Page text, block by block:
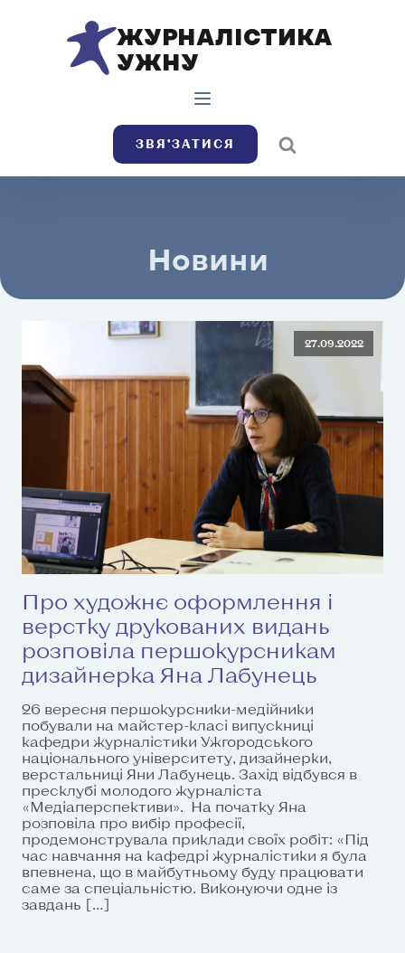
ЖУРНАЛІСТИКА
УЖНУ
ЗВЯ’ЗАТИСЯ
Новини
27.09.2022
Про художнє оформлення і
верстку друкованих видань
розповіла першокурсникам
дизайнерка Яна Лабунець
26 вересня першокурсники-медійники
побували на майстер-класі випускниці
кафедри журналістики Ужгородського
національного університету, дизайнерки,
верстальниці Яни Лабунець. Захід відбувся в
пресклубі молодого журналіста
«Медіаперспективи». На початку Яна
розповіла про вибір професії,
продемонструвала приклади своїх робіт: «Під
час навчання на кафедрі журналістики я була
впевнена, що в майбутньому буду працювати
саме за спеціальністю. Виконуючи одне із
завдань […]